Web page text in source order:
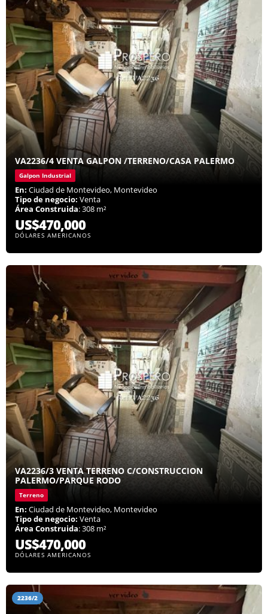
VA2236/4 VENTA GALPON /TERRENO/CASA PALERMO
Galpon Industrial
En: Ciudad de Montevideo, Montevideo
Tipo de negocio: Venta
Área Construida: 308 m²
US$470,000
DÓLARES AMERICANOS
VA2236/3 VENTA TERRENO C/CONSTRUCCION
PALERMO/PARQUE RODO
Terreno
En: Ciudad de Montevideo, Montevideo
Tipo de negocio: Venta
Área Construida: 308 m²
US$470,000
DÓLARES AMERICANOS
2236/2